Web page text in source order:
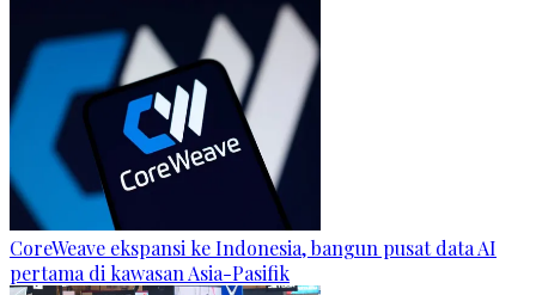
CoreWeave ekspansi ke Indonesia, bangun pusat data AI
pertama di kawasan Asia-Pasifik